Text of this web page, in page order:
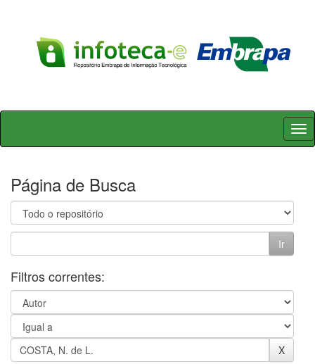
Skip
Página de Busca
Filtros correntes: